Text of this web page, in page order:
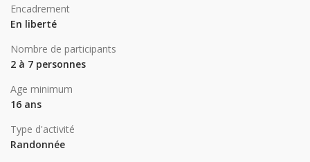
Encadrement
En liberté
Nombre de participants
2 à 7 personnes
Age minimum
16 ans
Type d'activité
Randonnée